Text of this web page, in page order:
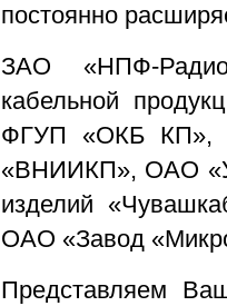
постоянно
ЗАО «НПФ-
кабельной
ФГУП «ОКБ КП»,
«ВНИИКП», ОАО
изделий
ОАО «Завод
Представляем